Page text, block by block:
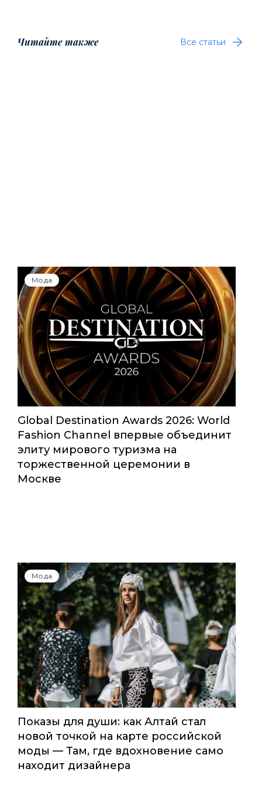
Читайте также Все статьи
Мода
Global Destination Awards 2026: World
Fashion Channel впервые объединит
элиту мирового туризма на
торжественной церемонии в
Москве
Мода
Показы для души: как Алтай стал
новой точкой на карте российской
моды — Там, где вдохновение само
находит дизайнера